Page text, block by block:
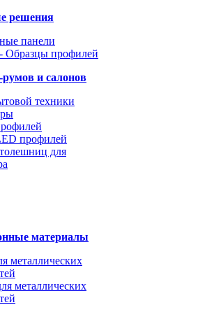
решения
панели
и салонов
техники
профилей
для
материалы
металлических
металлических